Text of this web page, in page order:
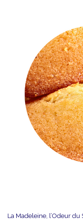
La Madeleine, l’Odeur du